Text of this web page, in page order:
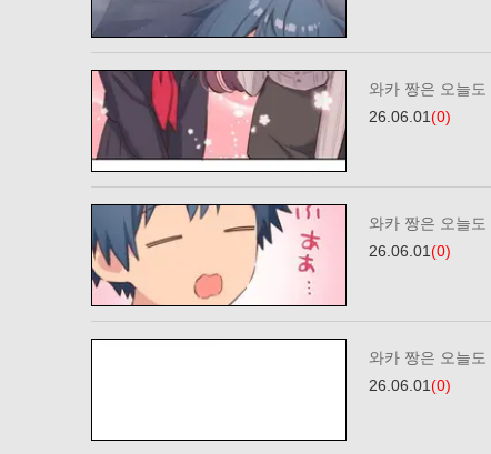
와카 짱은 오늘
26.06.01(0)
와카 짱은 오늘
26.06.01(0)
와카 짱은 오늘
26.06.01(0)